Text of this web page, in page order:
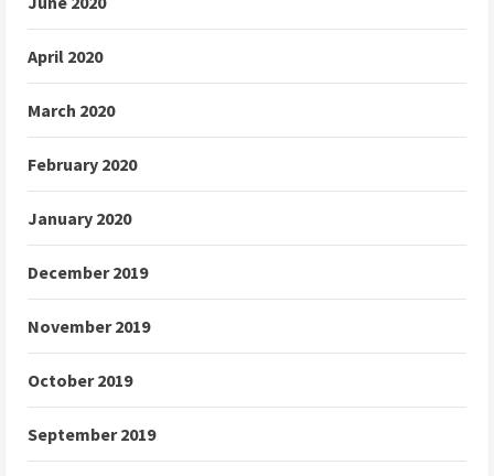
April 2020
March 2020
February 2020
January 2020
December 2019
November 2019
October 2019
September 2019